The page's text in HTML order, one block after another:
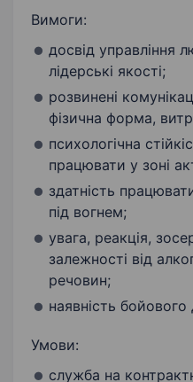
Вимоги:
досвід управління
лідерські якості;
розвинені
фізична форма,
психологічна
працювати у зоні
здатність
під вогнем;
увага, реакція,
залежності від
речовин;
наявність
Умови:
служба на